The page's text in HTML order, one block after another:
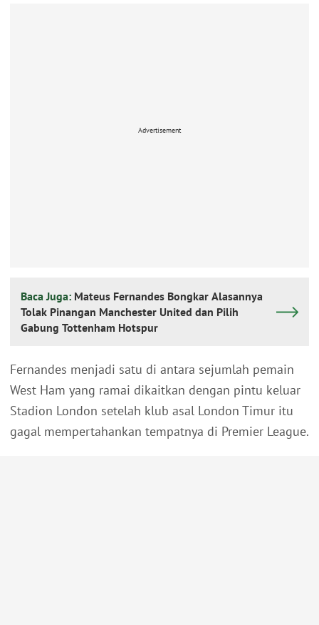
Advertisement
Baca Juga: Mateus Fernandes Bongkar Alasannya
Tolak Pinangan Manchester United dan Pilih
Gabung Tottenham Hotspur
Fernandes menjadi satu di antara sejumlah pemain
West Ham yang ramai dikaitkan dengan pintu keluar
Stadion London setelah klub asal London Timur itu
gagal mempertahankan tempatnya di Premier League.